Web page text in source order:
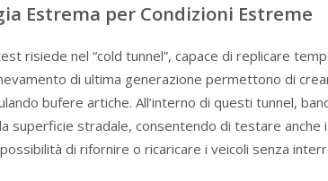
Estrema per Condizioni Estreme
risiede nel “cold tunnel”, capace di replicare
di ultima generazione permettono di
bufere artiche. All’interno di questi tunnel,
superficie stradale, consentendo di testare anche
di rifornire o ricaricare i veicoli senza